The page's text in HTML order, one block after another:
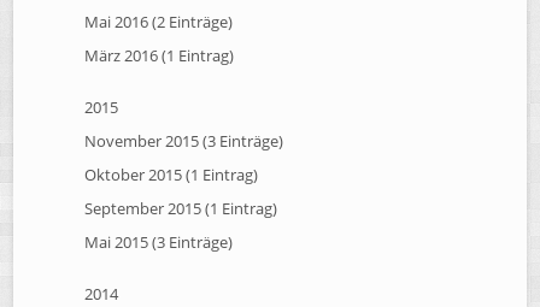
Mai 2016 (2 Einträge)
März 2016 (1 Eintrag)
2015
November 2015 (3 Einträge)
Oktober 2015 (1 Eintrag)
September 2015 (1 Eintrag)
Mai 2015 (3 Einträge)
2014